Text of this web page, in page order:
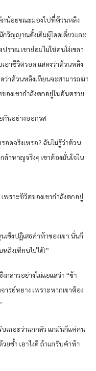
กน้อยขณะมองไปที่ต้วนหลิง
วิญญาณดั้งเดิมผู้โดดเดี่ยวและ
าณ เขาย่อมไม่ใช่คนโง่เขลา
อาชีวิตรอด แสดงว่าต้วนหลิง
ว่าต้วนหลิงเทียนจะสามารถฆ่า
องเขากำลังตกอยู่ในอันตราย
กันอย่างออกรส
อดจริงเหรอ? ฉันไม่รู้ว่าต้วน
ล้าหาญจริงๆ เขาต้องมั่นใจใน
พราะชีวิตของเขากำลังตกอยู่
เซิงปฏิเสธคำท้าของเขา นั่นก็
ลิงเทียนไม่ได้!”
กล่าวอย่างไม่แยแสว่า “ข้า
รย์หยาง เพราะหากเขาต้อง
บเถอะว่าแกกลัว แกมันก็แค่คน
ยซ้ำ เอาไงดี ถ้าแกรับคำท้า